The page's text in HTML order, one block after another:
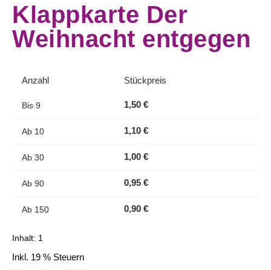
Klappkarte Der
Weihnacht entgegen
Anzahl Stückpreis
Bis 9 1,50 €
Ab 10 1,10 €
Ab 30 1,00 €
Ab 90 0,95 €
Ab 150 0,90 €
Inhalt: 1
Inkl. 19 % Steuern